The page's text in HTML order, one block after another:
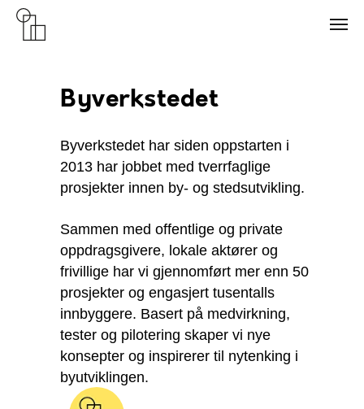
Sammen med offentlige og private
oppdragsgivere, lokale aktører og
frivillige har vi gjennomført mer enn 50
prosjekter og engasjert tusentalls
innbyggere. Basert på medvirkning,
tester og pilotering skaper vi nye
konsepter og inspirerer til nytenking i
byutviklingen.
Byverkstedet
Byverkstedet har siden oppstarten i
2013 har jobbet med tverrfaglige
prosjekter innen by- og stedsutvikling.